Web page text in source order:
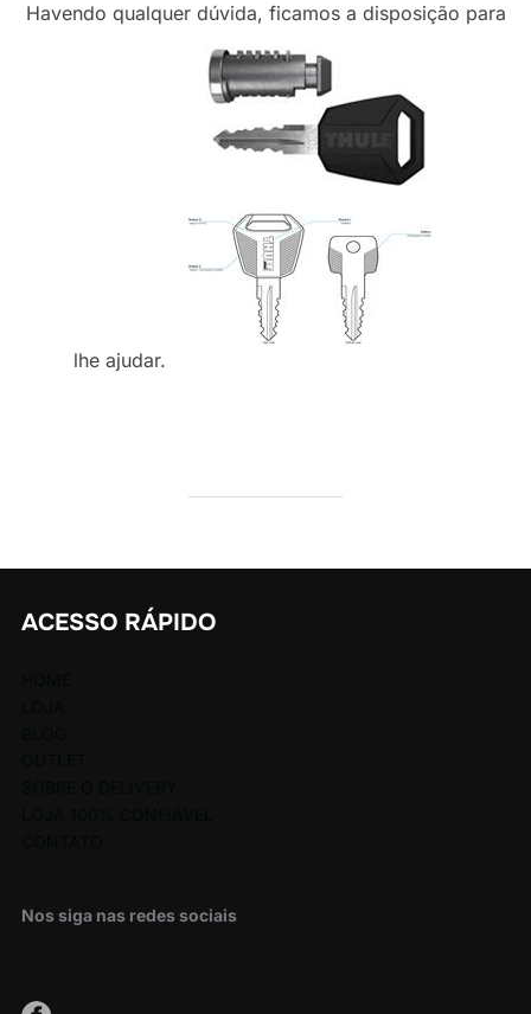
Havendo qualquer dúvida, ficamos a disposição para
lhe ajudar.
ACESSO RÁPIDO
Nos siga nas redes sociais